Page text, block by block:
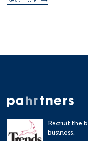
Recruit the
business.